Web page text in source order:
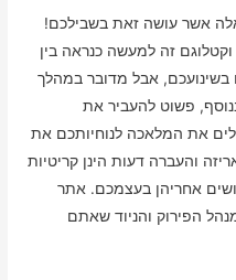
אשר עושה זאת בשבילכם!
זה למעשה כנראה בין
בשינועכם, אבל מדובר במהלך
פשוט להעביר את
את המלאכה לנוחיותכם את
והעברה דעות הינן קריטיות
אחריהן בעצמכם. אתר
הפירוק והניוד שאתם